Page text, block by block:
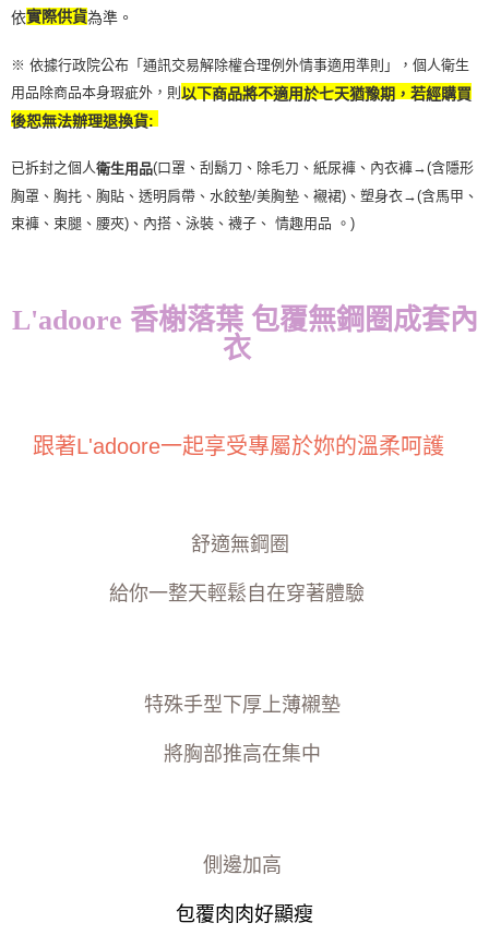
依實際供貨為準。
※ 依據行政院公布「通訊交易解除權合理例外情事適用準則」，個人衛生
用品除商品本身瑕疵外，則以下商品將不適用於七天猶豫期，若經購買
後恕無法辦理退換貨:
已拆封之個人衛生用品(口罩、刮鬍刀、除毛刀、紙尿褲、內衣褲→(含隱形
胸罩、胸扥、胸貼、透明肩帶、水餃墊/美胸墊、襯裙)、塑身衣→(含馬甲、
束褲、束腿、腰夾) 、內搭、泳裝、襪子、 情趣用品 。)
L'adoore 香榭落葉 包覆無鋼圈成套內
衣
跟著L'adoore一起享受專屬於妳的溫柔呵護
舒適無鋼圈
給你一整天輕鬆自在穿著體驗
特殊手型下厚上薄襯墊
將胸部推高在集中
側邊加高
包覆肉肉好顯瘦